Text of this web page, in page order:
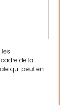
les
de la
qui peut en